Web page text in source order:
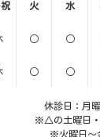
火 水
○ ○
○ ○
休診日：月
※△の土曜日・
※火曜日～